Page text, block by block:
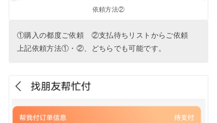
依頼方法②
①購入の都度ご依頼 ②支払待ちリストからご依頼
上記依頼方法①・②、どちらでも可能です。